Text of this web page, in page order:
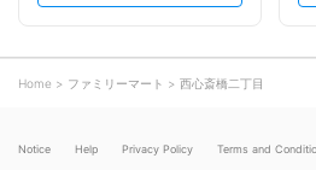
l
o
Home ファミリーマート 西心斎橋二丁目
Notice Help Privacy Policy Terms and